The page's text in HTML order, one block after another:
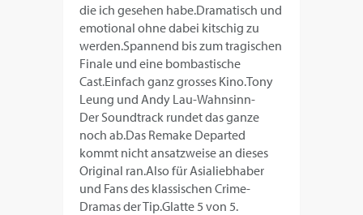
die ich gesehen habe.Dramatisch und
emotional ohne dabei kitschig zu
werden.Spannend bis zum tragischen
Finale und eine bombastische
Cast.Einfach ganz grosses Kino.Tony
Leung und Andy Lau-Wahnsinn-
Der Soundtrack rundet das ganze
noch ab.Das Remake Departed
kommt nicht ansatzweise an dieses
Original ran.Also für Asialiebhaber
und Fans des klassischen Crime-
Dramas der Tip.Glatte 5 von 5.